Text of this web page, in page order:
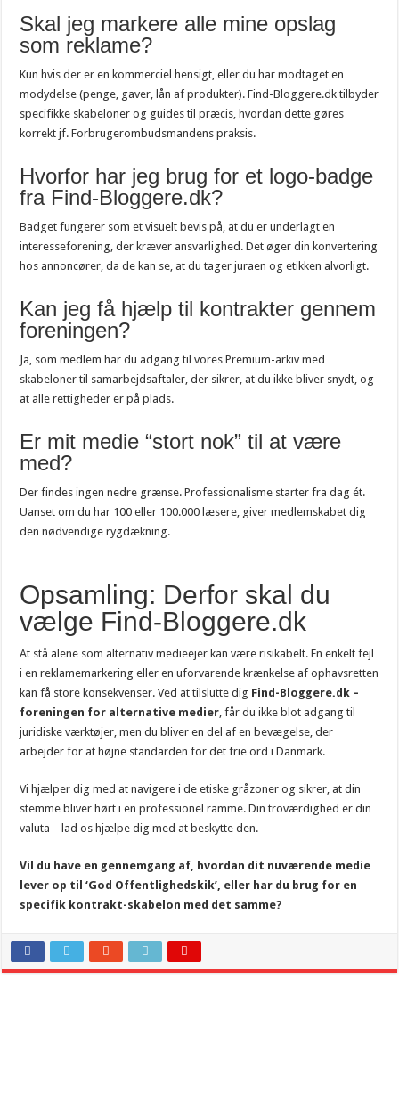
Skal jeg markere alle mine opslag
som reklame?
Kun hvis der er en kommerciel hensigt, eller du har modtaget en
modydelse (penge, gaver, lån af produkter). Find-Bloggere.dk tilbyder
specifikke skabeloner og guides til præcis, hvordan dette gøres
korrekt jf. Forbrugerombudsmandens praksis.
Hvorfor har jeg brug for et logo-badge
fra Find-Bloggere.dk?
Badget fungerer som et visuelt bevis på, at du er underlagt en
interesseforening, der kræver ansvarlighed. Det øger din konvertering
hos annoncører, da de kan se, at du tager juraen og etikken alvorligt.
Kan jeg få hjælp til kontrakter gennem
foreningen?
Ja, som medlem har du adgang til vores Premium-arkiv med
skabeloner til samarbejdsaftaler, der sikrer, at du ikke bliver snydt, og
at alle rettigheder er på plads.
Er mit medie “stort nok” til at være
med?
Der findes ingen nedre grænse. Professionalisme starter fra dag ét.
Uanset om du har 100 eller 100.000 læsere, giver medlemskabet dig
den nødvendige rygdækning.
Opsamling: Derfor skal du
vælge Find-Bloggere.dk
At stå alene som alternativ medieejer kan være risikabelt. En enkelt fejl
i en reklamemarkering eller en uforvarende krænkelse af ophavsretten
kan få store konsekvenser. Ved at tilslutte dig Find-Bloggere.dk –
foreningen for alternative medier, får du ikke blot adgang til
juridiske værktøjer, men du bliver en del af en bevægelse, der
arbejder for at højne standarden for det frie ord i Danmark.
Vi hjælper dig med at navigere i de etiske gråzoner og sikrer, at din
stemme bliver hørt i en professionel ramme. Din troværdighed er din
valuta – lad os hjælpe dig med at beskytte den.
Vil du have en gennemgang af, hvordan dit nuværende medie
lever op til ‘God Offentlighedskik’, eller har du brug for en
specifik kontrakt-skabelon med det samme?